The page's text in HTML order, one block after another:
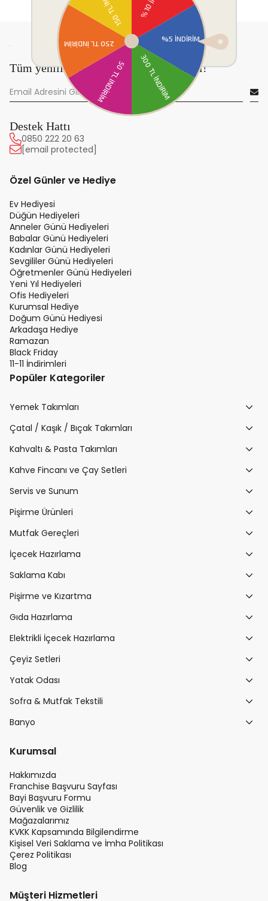
Tüm yeniliklerden önce sen haberdar ol!
Destek Hattı
0850 222 20 63
[email protected]
Özel Günler ve Hediye
Ev Hediyesi
Düğün Hediyeleri
Anneler Günü Hediyeleri
Babalar Günü Hediyeleri
Kadınlar Günü Hediyeleri
Sevgililer Günü Hediyeleri
Öğretmenler Günü Hediyeleri
Yeni Yıl Hediyeleri
Ofis Hediyeleri
Kurumsal Hediye
Doğum Günü Hediyesi
Arkadaşa Hediye
Ramazan
Black Friday
11-11 İndirimleri
Popüler Kategoriler
Yemek Takımları
Çatal / Kaşık / Bıçak Takımları
Kahvaltı & Pasta Takımları
Kahve Fincanı ve Çay Setleri
Servis ve Sunum
Pişirme Ürünleri
Mutfak Gereçleri
İçecek Hazırlama
Saklama Kabı
Pişirme ve Kızartma
Gıda Hazırlama
Elektrikli İçecek Hazırlama
Çeyiz Setleri
Yatak Odası
Sofra & Mutfak Tekstili
Banyo
Kurumsal
Hakkımızda
Franchise Başvuru Sayfası
Bayi Başvuru Formu
Güvenlik ve Gizlilik
Mağazalarımız
KVKK Kapsamında Bilgilendirme
Kişisel Veri Saklama ve İmha Politikası
Çerez Politikası
Blog
Müşteri Hizmetleri